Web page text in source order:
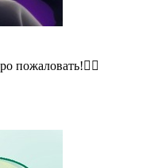
пожаловать!❤️‍🔥